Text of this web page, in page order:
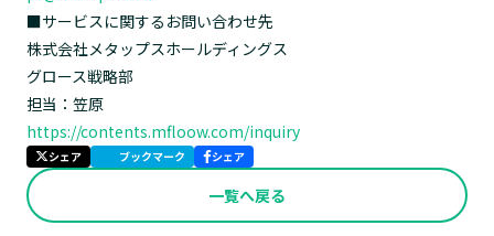
■サービスに関するお問い合わせ先
株式会社メタップスホールディングス
グロース戦略部
担当：笠原
https://contents.mfloow.com/inquiry
シェア ブックマーク シェア
一覧へ戻る